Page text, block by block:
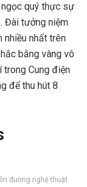
quý thực sự
Đài tưởng niệm
nhiều nhất trên
bằng vàng vô
Cung điện
để thu hút 8
đường nghệ thuật.